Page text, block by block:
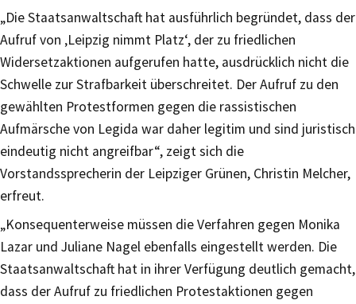
„Die Staatsanwaltschaft hat ausführlich begründet, dass der
Aufruf von ‚Leipzig nimmt Platz‘, der zu friedlichen
Widersetzaktionen aufgerufen hatte, ausdrücklich nicht die
Schwelle zur Strafbarkeit überschreitet. Der Aufruf zu den
gewählten Protestformen gegen die rassistischen
Aufmärsche von Legida war daher legitim und sind juristisch
eindeutig nicht angreifbar“, zeigt sich die
Vorstandssprecherin der Leipziger Grünen, Christin Melcher,
erfreut.
„Konsequenterweise müssen die Verfahren gegen Monika
Lazar und Juliane Nagel ebenfalls eingestellt werden. Die
Staatsanwaltschaft hat in ihrer Verfügung deutlich gemacht,
dass der Aufruf zu friedlichen Protestaktionen gegen